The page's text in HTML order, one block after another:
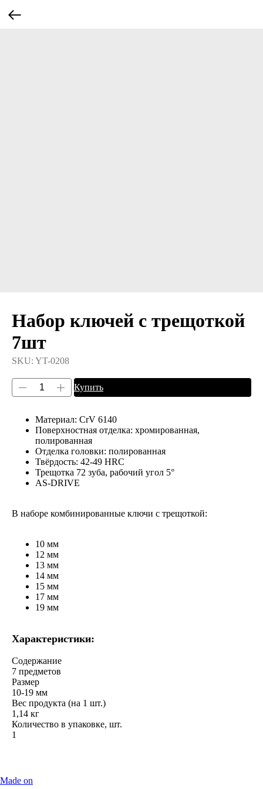
Набор ключей с трещоткой
7шт
SKU: YT-0208
Купить
Материал: CrV 6140
Поверхностная отделка: хромированная,
полированная
Отделка головки: полированная
Твёрдость: 42-49 HRC
Трещотка 72 зуба, рабочий угол 5°
AS-DRIVE
В наборе комбинированные ключи с трещоткой:
10 мм
12 мм
13 мм
14 мм
15 мм
17 мм
19 мм
Характеристики:
Содержание
7 предметов
Размер
10-19 мм
Вес продукта (на 1 шт.)
1,14 кг
Количество в упаковке, шт.
1
Made on